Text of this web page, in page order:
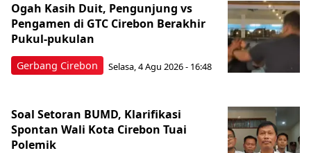
Gerbang Cirebon
Ogah Kasih Duit, Pengunjung vs
Pengamen di GTC Cirebon Berakhir
Pukul-pukulan
Selasa, 4 Agu 2026 - 16:48
Soal Setoran BUMD, Klarifikasi
Spontan Wali Kota Cirebon Tuai
Polemik